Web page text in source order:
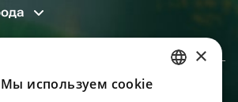
×
Мы используем сookie